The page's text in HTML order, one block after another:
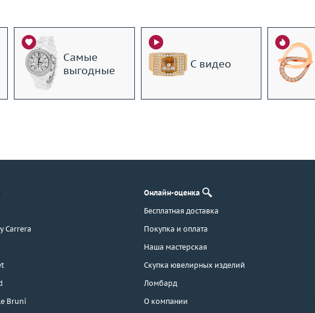
Самые
выгодные
С видео
Carrera
Bruni
Онлайн-оценка
Бесплатная доставка
Покупка и оплата
Наша мастерская
Скупка ювелирных изделий
Ломбард
О компании